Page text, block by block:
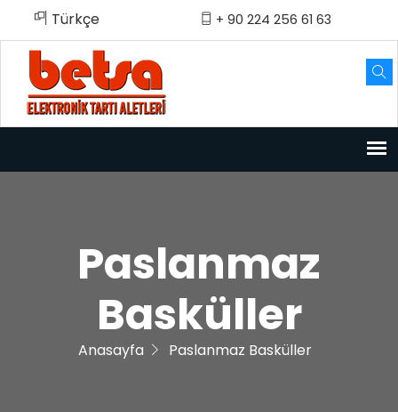
TürkçeTürkçe + 90 224 256 61 63
Paslanmaz
Basküller
Anasayfa Paslanmaz Basküller